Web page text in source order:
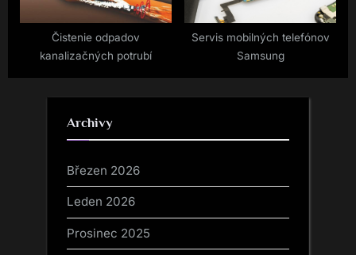
Čistenie odpadov
kanalizačných potrubí
Servis mobilných telefónov
Samsung
Archivy
Březen 2026
Leden 2026
Prosinec 2025